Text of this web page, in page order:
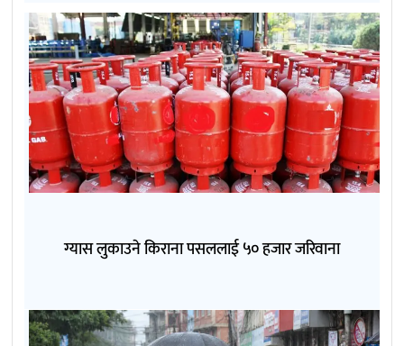
ग्यास लुकाउने किराना पसललाई ५० हजार जरिवाना